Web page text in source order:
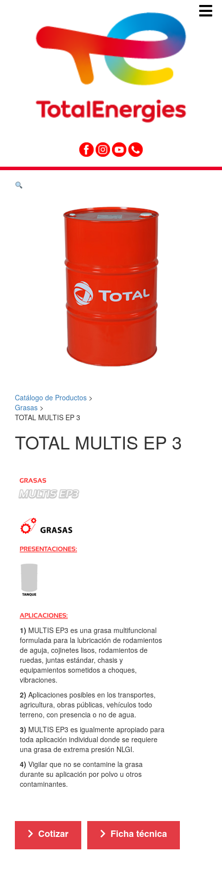
Catálogo de Productos >
Grasas >
TOTAL MULTIS EP 3
TOTAL MULTIS EP 3
1) MULTIS EP3 es una grasa multifuncional
formulada para la lubricación de rodamientos
de aguja, cojinetes lisos, rodamientos de
ruedas, juntas estándar, chasis y
equipamientos sometidos a choques,
vibraciones.
2) Aplicaciones posibles en los transportes,
agricultura, obras públicas, vehículos todo
terreno, con presencia o no de agua.
3) MULTIS EP3 es igualmente apropiado para
toda aplicación individual donde se requiere
una grasa de extrema presión NLGI.
4) Vigilar que no se contamine la grasa
durante su aplicación por polvo u otros
contaminantes.
Cotizar Ficha técnica